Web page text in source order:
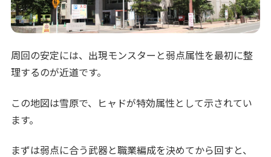
周回の安定には、出現モンスターと弱点属性を最初に整
理するのが近道です。
この地図は雪原で、ヒャドが特効属性として示されてい
ます。
まずは弱点に合う武器と職業編成を決めてから回すと、